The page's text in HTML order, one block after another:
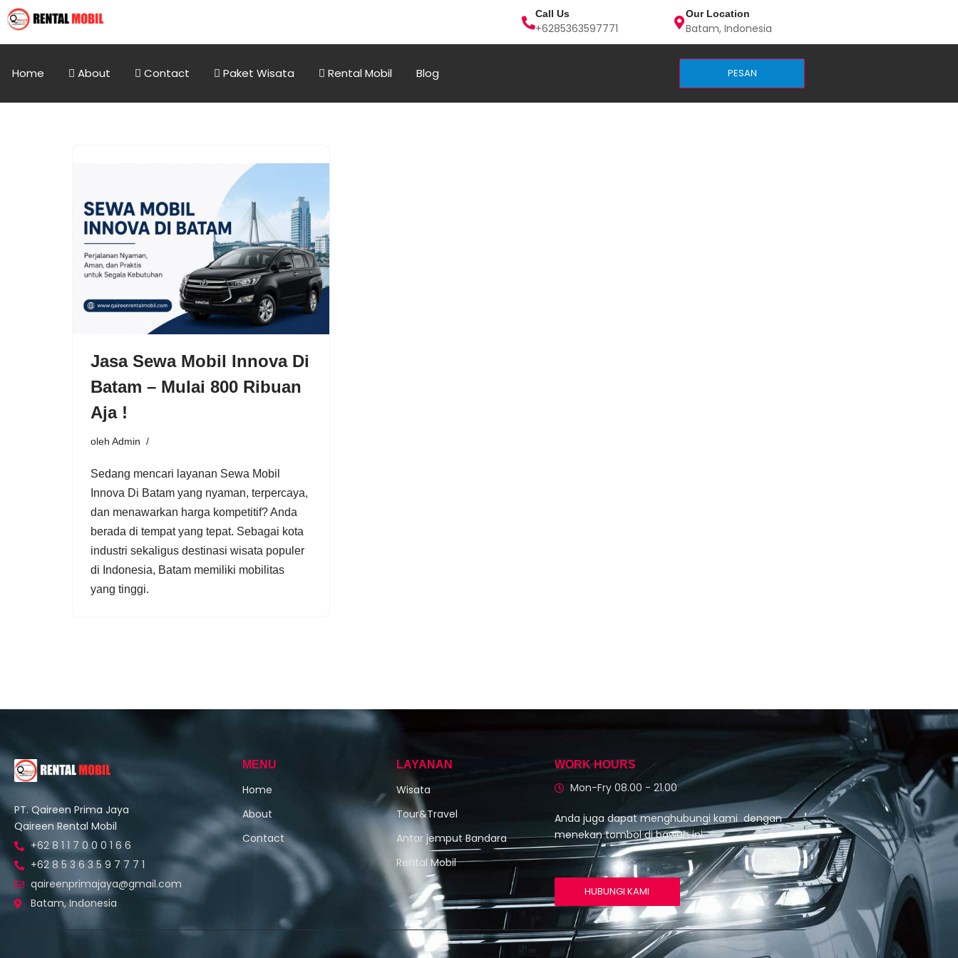
Call Us
+6285363597771
Our Location
Batam, Indonesia
Home About Contact Paket Wisata Rental Mobil Blog PESAN
Jasa Sewa Mobil Innova Di
Batam – Mulai 800 Ribuan
Aja !
oleh Admin
Sedang mencari layanan Sewa Mobil
Innova Di Batam yang nyaman, terpercaya,
dan menawarkan harga kompetitif? Anda
berada di tempat yang tepat. Sebagai kota
industri sekaligus destinasi wisata populer
di Indonesia, Batam memiliki mobilitas
yang tinggi.
PT. Qaireen Prima Jaya
Qaireen Rental Mobil
+62 8 1 1 7 0 0 0 1 6 6
+62 8 5 3 6 3 5 9 7 7 7 1
qaireenprimajaya@gmail.com
Batam, Indonesia
MENU
Home
About
Contact
LAYANAN
Wisata
Tour&Travel
Antar jemput Bandara
Rental Mobil
WORK HOURS
Mon-Fry 08.00 - 21.00
Anda juga dapat menghubungi kami dengan
menekan tombol di bawah ini.
HUBUNGI KAMI